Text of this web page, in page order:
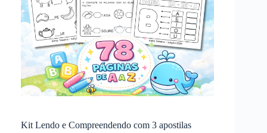
Kit Lendo e Compreendendo com 3 apostilas